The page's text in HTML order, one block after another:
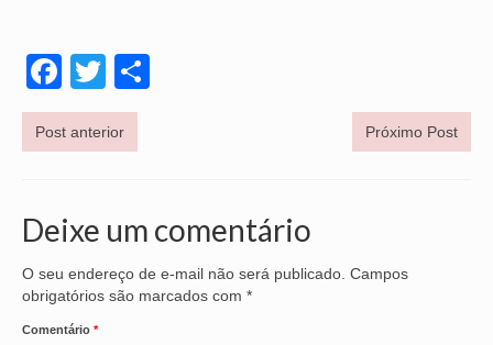
NÚCLEOS
APOSENTADOS
LGBTQIA+
Facebook
Twitter
Post anterior Próximo Post
Deixe um comentário
O seu endereço de e-mail não será publicado. Campos
obrigatórios são marcados com *
Comentário *